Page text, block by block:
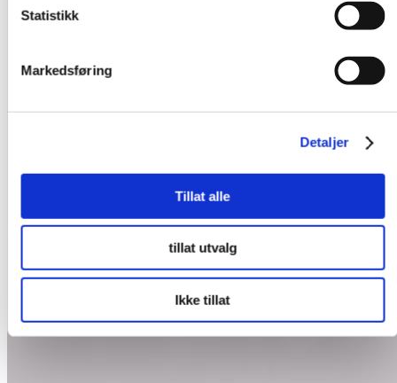
Statistikk
Markedsføring
Detaljer
Tillat alle
tillat utvalg
Ikke tillat